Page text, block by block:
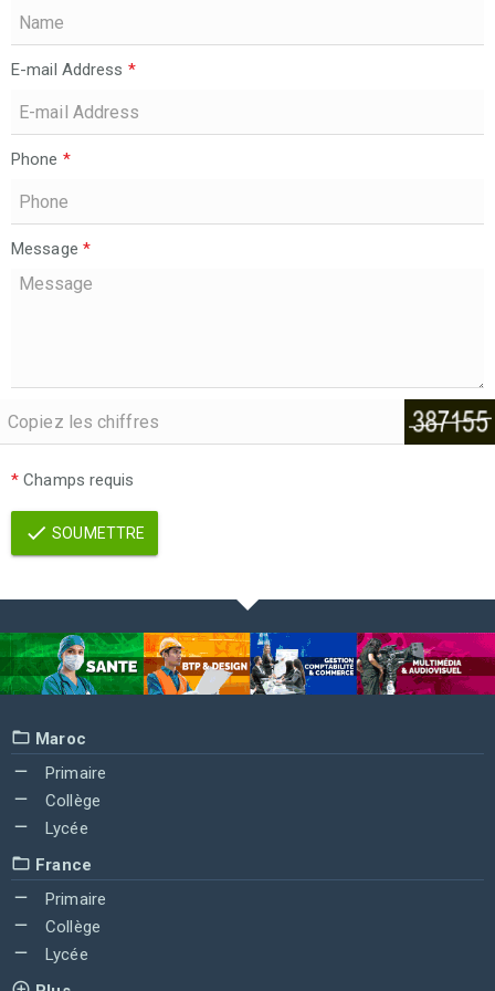
E-mail Address *
Phone *
Message *
* Champs requis
SOUMETTRE
Maroc
Primaire
Collège
Lycée
France
Primaire
Collège
Lycée